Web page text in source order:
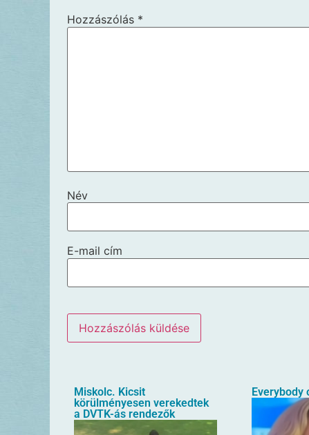
Hozzászólás *
Név
E-mail cím
Miskolc. Kicsit
körülményesen verekedtek
a DVTK-ás rendezők
Everybody